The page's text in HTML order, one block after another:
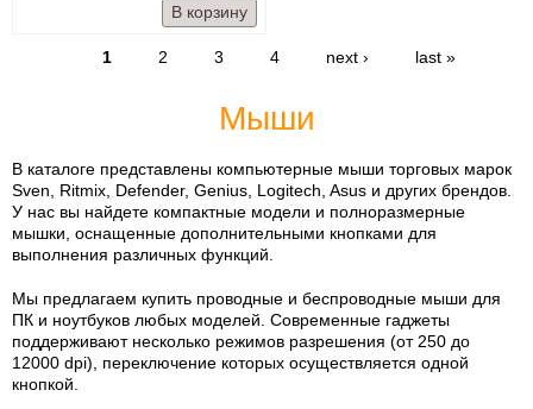
1 2 3 4 next › last »
Мыши
В каталоге представлены компьютерные мыши торговых марок
Sven, Ritmix, Defender, Genius, Logitech, Asus и других брендов.
У нас вы найдете компактные модели и полноразмерные
мышки, оснащенные дополнительными кнопками для
выполнения различных функций.
Мы предлагаем купить проводные и беспроводные мыши для
ПК и ноутбуков любых моделей. Современные гаджеты
поддерживают несколько режимов разрешения (от 250 до
12000 dpi), переключение которых осуществляется одной
кнопкой.